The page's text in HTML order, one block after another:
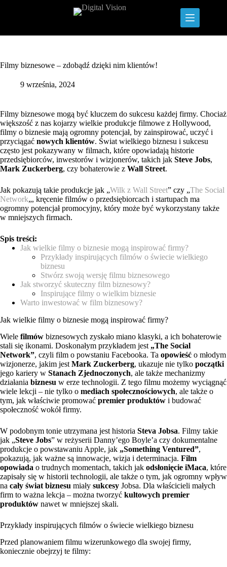
Filmy biznesowe – zdobądź dzięki nim klientów!
9 września, 2024
Filmy biznesowe mogą być kluczem do sukcesu każdej firmy. Chociaż
większość z nas kojarzy wielkie produkcje filmowe z Hollywood,
filmy o biznesie mają ogromny potencjał, by zainspirować, uczyć i
przyciągać nowych klientów. Świat wielkiego biznesu i sukcesu
często jest pokazywany w filmach, które opowiadają historie
przedsiębiorców, inwestorów i wizjonerów, takich jak Steve Jobs,
Mark Zuckerberg, czy bohaterowie z Wall Street.
Jak pokazują takie produkcje jak „Wilk z Wall Street” czy „The Social
Network„, kręcenie filmów o przedsiębiorcach i startupach ma
ogromny potencjał promocyjny, który może być wykorzystany także
w mniejszych firmach.
Spis treści:
Jak wielkie filmy o biznesie mogą inspirować firmy?
Przykłady inspirujących filmów o świecie wielkiego
biznesu
Stwórz swoją wersję filmu biznesowego
Jak stworzyć skuteczny film biznesowy?
Inspirujące filmy o wielkim biznesie
Warto inwestować w film biznesowy?
Jak wielkie filmy o biznesie mogą inspirować firmy?
Wiele filmów biznesowych zyskało miano klasyki, a ich bohaterowie
stali się ikonami. Doskonałym przykładem jest „The Social
Network”, czyli film o powstaniu Facebooka. Ta opowieść o młodym
wizjonerze, jakim jest Mark Zuckerberg, ukazuje nie tylko początki
jego kariery w Stanach Zjednoczonych, ale także mechanizmy
działania biznesu w erze technologii. Z tego filmu możemy wyciągnąć
wiele lekcji – nie tylko o mediach społecznościowych, ale także o
tym, jak właściwie promować premier produktów i budować
społeczność wokół firmy.
W podobnym tonie utrzymana jest historia Steva Jobsa. Filmy takie
jak „Steve Jobs” w reżyserii Danny’ego Boyle’a czy dokumentalne
produkcje o powstawaniu Apple, jak „Something Ventured”,
pokazują, jak ważne są innowacje, wizja i determinacja. Film
opowiada o trudnych momentach, takich jak odsłonięcie iMaca, które
zapisały się w historii technologii, ale także o tym, jak ogromny wpływ
na cały świat biznesu miały sukcesy Jobsa. Dla właścicieli małych
firm to ważna lekcja – można tworzyć kultowych premier
produktów nawet w mniejszej skali.
Przykłady inspirujących filmów o świecie wielkiego biznesu
Przed planowaniem filmu wizerunkowego dla swojej firmy,
koniecznie obejrzyj te filmy: